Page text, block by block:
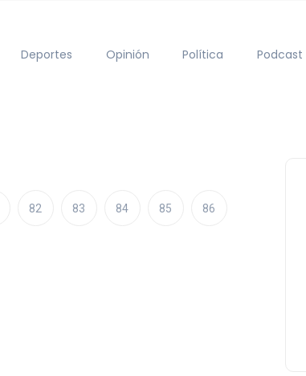
Deportes Opinión Política Podcast
82 83 84 85 86